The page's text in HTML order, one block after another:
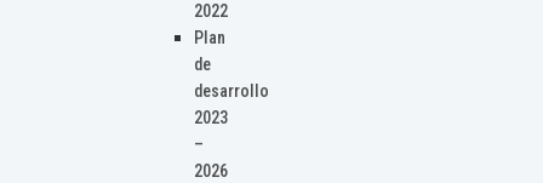
2022
Plan
de
desarrollo
2023
–
2026